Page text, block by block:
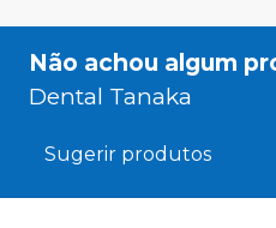
Não achou algum
Dental Tanaka
Sugerir produtos